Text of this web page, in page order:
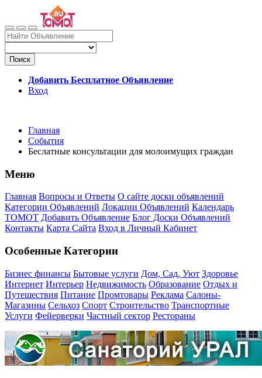
Поиск
Добавить Бесплатное Объявление
Вход
Главная
События
Беслатные консультации для молоимущих граждан
Меню
Главная Вопросы и Ответы О сайте доски объявлений
Категории Объявлений Локации Объявлений Календарь
ТОМОТ Добавить Объявление Блог Доски Объявлений
Контакты Карта Сайта Вход в Личный Кабинет
Особенные Категории
Бизнес финансы Бытовые услуги Дом, Сад, Уют Здоровье
Интернет Интерьер Недвижимость Образование Отдых и
Путешествия Питание Промтовары Реклама Салоны-
Магазины Сельхоз Спорт Строительство Транспортные
Услуги Фейерверки Частный сектор Рестораны